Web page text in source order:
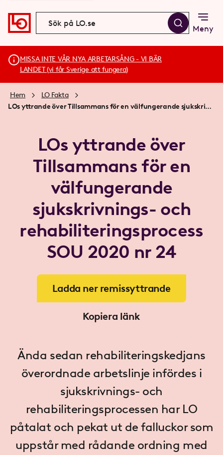
Meny
MISSA INTE VÅR NYA ARBETARSÅNG - VI BÄR
LANDET (vi får Sverige att fungera)
Hem
LO Fakta
LOs yttrande över Tillsammans för en välfungerande sjukskrivnings- och rehabiliteringsprocess SOU 2020 nr 24
LOs yttrande över
Tillsammans för en
välfungerande
sjukskrivnings- och
rehabiliteringsprocess
SOU 2020 nr 24
Ladda ner remissyttrande
Kopiera länk
Ända sedan rehabiliteringskedjans
överordnade arbetslinje infördes i
sjukskrivnings- och
rehabiliteringsprocessen har LO
påtalat och pekat ut de falluckor som
uppstår med rådande ordning med